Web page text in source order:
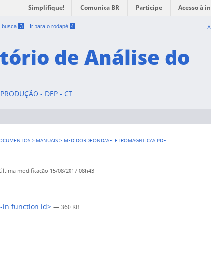
busca 3 Ir para o rodapé 4
Simplifique! Comunica BR Participe Acesso à
de Análise do
- DEP - CT
> MANUAIS > MEDIDORDEONDASELETROMAGNTICAS.PDF
última modificação 15/08/2017 08h43
in function id>— 360 KB